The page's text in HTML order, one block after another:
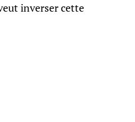
inverser cette